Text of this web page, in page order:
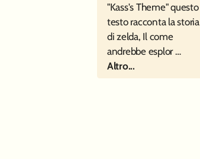
"Kass's Theme" questo
testo racconta la storia
di zelda, Il come
andrebbe esplor …
Altro...